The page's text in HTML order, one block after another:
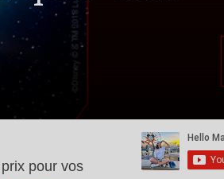
pour vos